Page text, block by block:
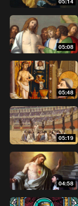
05:14
05:08
05:48
05:19
04:58